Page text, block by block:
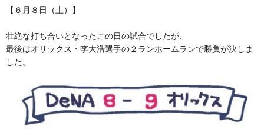
【６月８日（土）】
壮絶な打ち合いとなったこの日の試合でしたが、
最後はオリックス・李大浩選手の２ランホームランで勝負が決しま
した。